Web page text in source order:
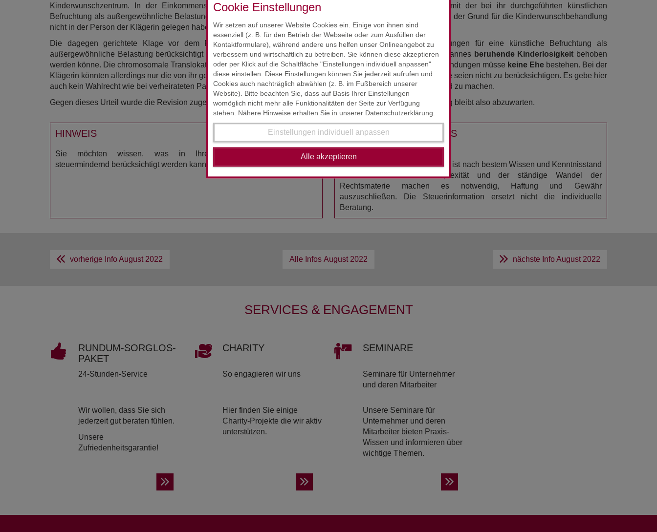
Cookie Einstellungen
Wir setzen auf unserer Website Cookies ein. Einige von ihnen sind
essenziell (z. B. für den Betrieb der Webseite oder zum Ausfüllen der
Kontaktformulare), während andere uns helfen unser Onlineangebot zu
verbessern und wirtschaftlich zu betreiben. Sie können diese akzeptieren
oder per Klick auf die Schaltfläche "Einstellungen individuell anpassen"
diese einstellen. Diese Einstellungen können Sie jederzeit aufrufen und
Cookies auch nachträglich abwählen (z. B. im Fußbereich unserer
Website). Bitte beachten Sie, dass auf Basis Ihrer Einstellungen
womöglich nicht mehr alle Funktionalitäten der Seite zur Verfügung
stehen. Nähere Hinweise erhalten Sie in unserer Datenschutzerklärung.
Einstellungen individuell anpassen
Alle akzeptieren
Kinderwunschzentrum. In der Einkommensteuererklärung beantragte sie, die Aufwendungen in Verbindung mit der bei ihr durchgeführten künstlichen
Befruchtung als außergewöhnliche Belastung zu berücksichtigen. Das Finanzamt erkannte die Kosten nicht an, da der Grund für die Kinderwunschbehandlung
nicht in der Person der Klägerin gelegen habe, denn diese sei gesund.
Die dagegen gerichtete Klage vor dem FG war erfolgreich. Nach der Rechtsprechung könnten Aufwendungen für eine künstliche Befruchtung als
außergewöhnliche Belastung berücksichtigt werden, wenn dadurch die aufeiner Krankheitder Frau oder des Mannes beruhende Kinderlosigkeit behoben
werden könne. Die chromosomale Translokation beim Mann sei als Krankheit anzusehen. Für den Abzug der Aufwendungen müsse keine Ehe bestehen. Bei der
Klägerin könnten allerdings nur die von ihr gezahlten Beträge angesetzt werden. Die vom Partner gezahlten Beträge seien nicht zu berücksichtigen. Es gebe hier
auch kein Wahlrecht wie bei verheirateten Paaren, die Aufwendungen durch den einen oder anderen Partner geltend zu machen.
Gegen dieses Urteil wurde die Revision zugelassen und auch bereits eingelegt. Die höchstrichterliche Entscheidung bleibt also abzuwarten.
HINWEIS
Sie möchten wissen, was in Ihrer Einkommensteuererklärung
steuermindernd berücksichtigt werden kann? Wir erklären es Ihnen gerne.
HAFTUNGSAUSSCHLUSS
STAND : JULI / AUGUST 2022
Der Inhalt der Steuerinformation ist nach bestem Wissen und Kenntnisstand
erstellt worden. Die Komplexität und der ständige Wandel der
Rechtsmaterie machen es notwendig, Haftung und Gewähr
auszuschließen. Die Steuerinformation ersetzt nicht die individuelle
Beratung.
vorherige InfoAugust 2022 Alle Infos August 2022 nächste InfoAugust 2022
SERVICES & ENGAGEMENT
RUND­UM-SORG­LOS-
PAKET
24-Stunden-Service
Wir wollen, dass Sie sich
jederzeit gut beraten fühlen.
Unsere
Zufriedenheitsgarantie!
CHA­RI­TY
So engagieren wir uns
Hier finden Sie einige
Charity-Projekte die wir aktiv
unterstützen.
SE­MI­NA­RE
Seminare für Unternehmer
und deren Mitarbeiter
Unsere Seminare für
Unternehmer und deren
Mitarbeiter bieten Praxis-
Wissen und informieren über
wichtige Themen.